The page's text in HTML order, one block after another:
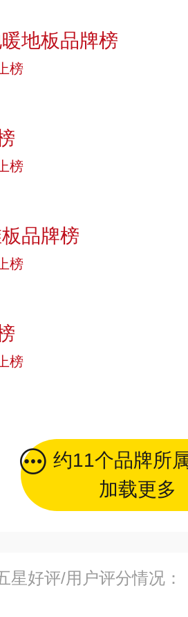
地板品牌榜
榜
榜
品牌榜
榜
榜
约11个品牌所
加载更多
星好评/用户评分情况：